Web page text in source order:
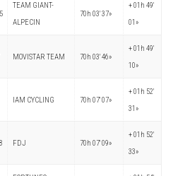
TEAM GIANT-
ALPECIN
70h 03′ 37»
+ 01h 49′
01»
MOVISTAR TEAM 70h 03′ 46»
+ 01h 49′
10»
IAM CYCLING 70h 07′ 07»
+ 01h 52′
31»
FDJ 70h 07′ 09»
+ 01h 52′
33»